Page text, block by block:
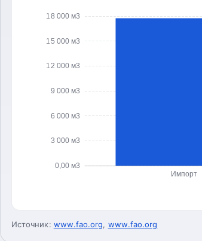
0,00 м3
3 000 м3
6 000 м3
9 000 м3
12 000 м3
15 000 м3
18 000 м3
Импорт
Источник: www.fao.org, www.fao.org